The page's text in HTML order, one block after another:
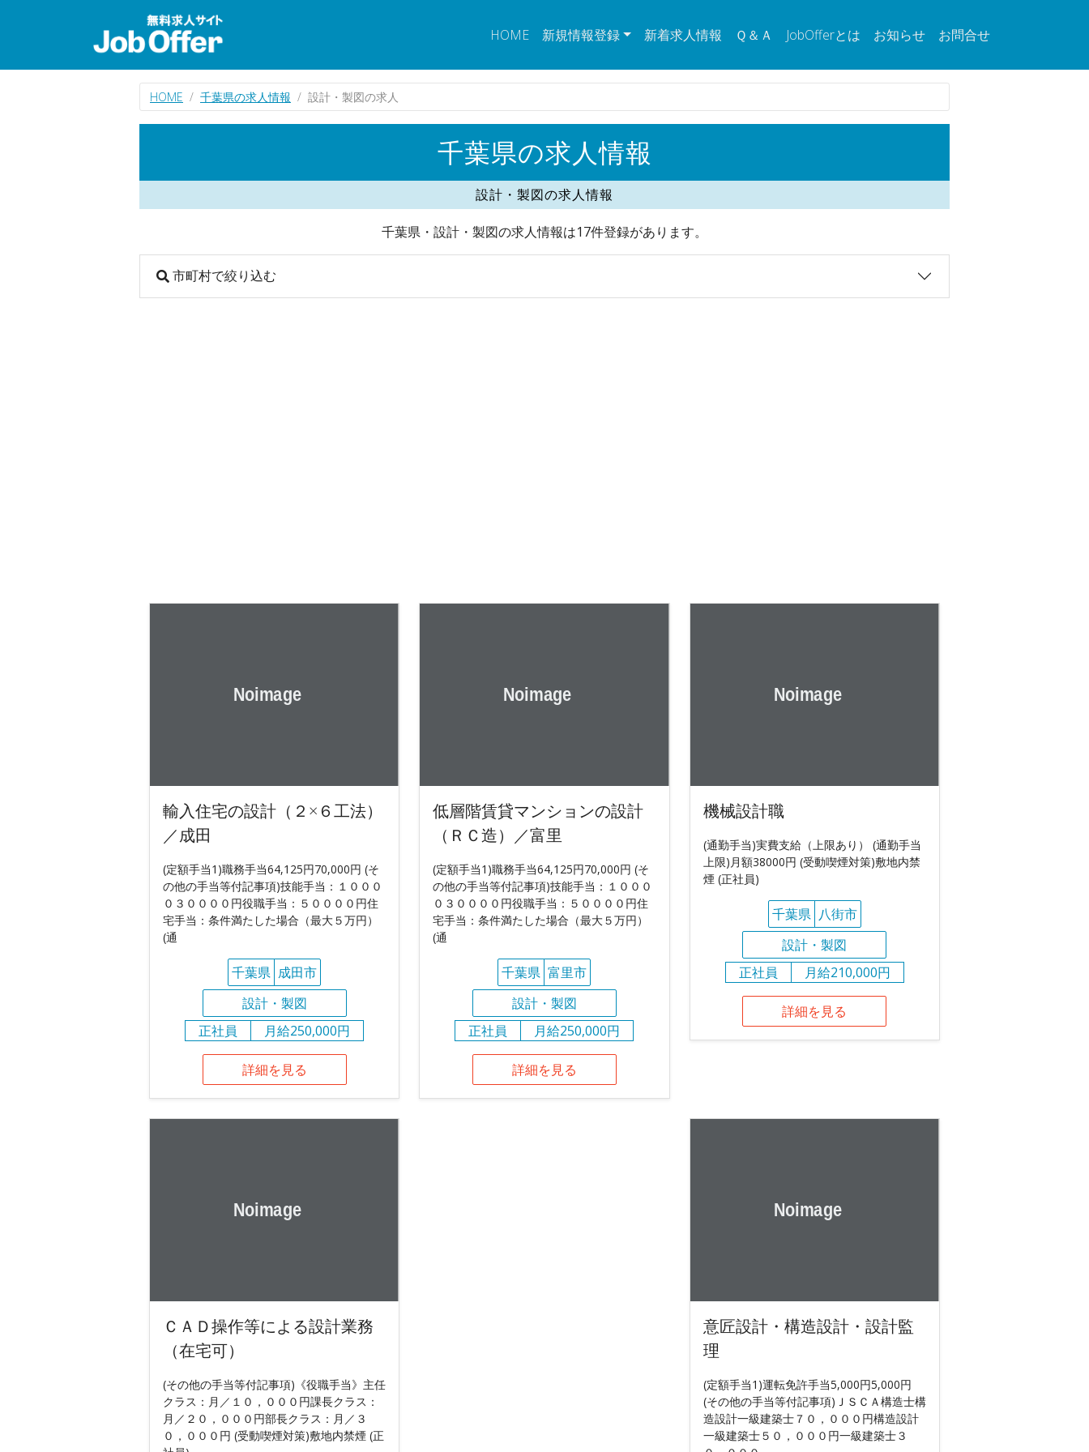
HOME 新規情報登録 新着求人情報 Ｑ＆Ａ JobOfferとは お知らせ お問合せ
HOME 千葉県の求人情報 設計・製図の求人
千葉県の求人情報
設計・製図の求人情報
千葉県・設計・製図の求人情報は17件登録があります。
市町村で絞り込む
輸入住宅の設計（２×６工法）
／成田
(定額手当1)職務手当64,125円70,000円 (そ
の他の手当等付記事項)技能手当：１０００
０３００００円役職手当：５００００円住
宅手当：条件満たした場合（最大５万円）
(通
千葉県 成田市
設計・製図
正社員
月給250,000円
詳細を見る
低層階賃貸マンションの設計
（ＲＣ造）／富里
(定額手当1)職務手当64,125円70,000円 (そ
の他の手当等付記事項)技能手当：１０００
０３００００円役職手当：５００００円住
宅手当：条件満たした場合（最大５万円）
(通
千葉県 富里市
設計・製図
正社員
月給250,000円
詳細を見る
機械設計職
(通勤手当)実費支給（上限あり） (通勤手当
上限)月額38000円 (受動喫煙対策)敷地内禁
煙 (正社員)
千葉県 八街市
設計・製図
正社員
月給210,000円
詳細を見る
ＣＡＤ操作等による設計業務
（在宅可）
(その他の手当等付記事項)《役職手当》主任
クラス：月／１０，０００円課長クラス：
月／２０，０００円部長クラス：月／３
０，０００円 (受動喫煙対策)敷地内禁煙 (正
意匠設計・構造設計・設計監
理
(定額手当1)運転免許手当5,000円5,000円
(その他の手当等付記事項)ＪＳＣＡ構造士構
造設計一級建築士７０，０００円構造設計
一級建築士５０，０００円一級建築士３